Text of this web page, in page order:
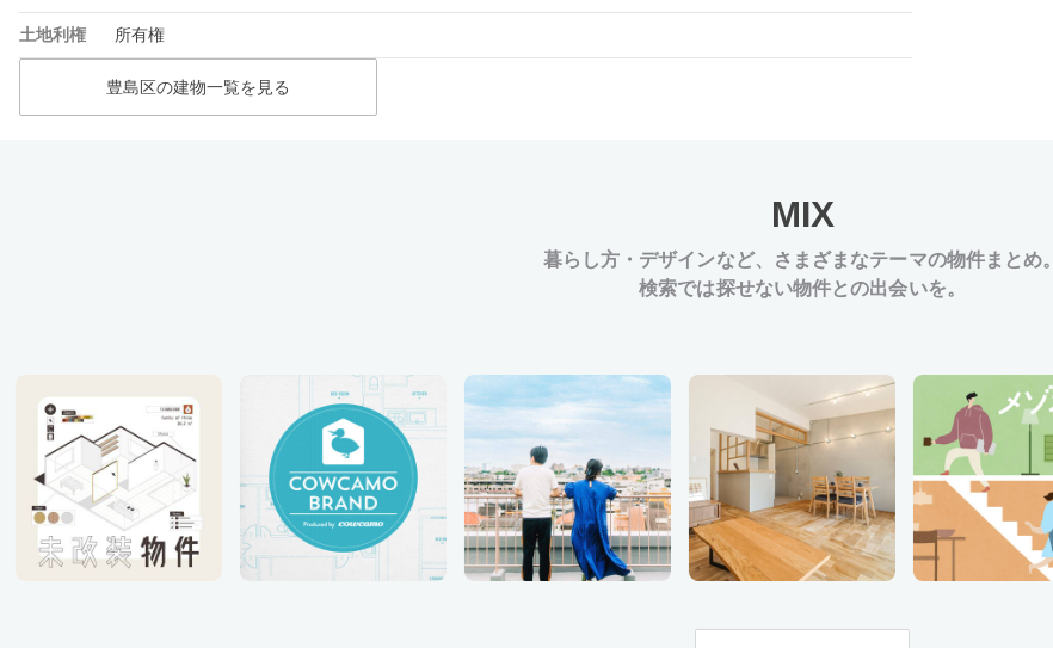
土地利権 所有権
豊島区の建物一覧を見る
MIX
暮らし方・デザインなど、
さまざまなテーマの物件まとめ。
検索では探せない物件との出会いを。